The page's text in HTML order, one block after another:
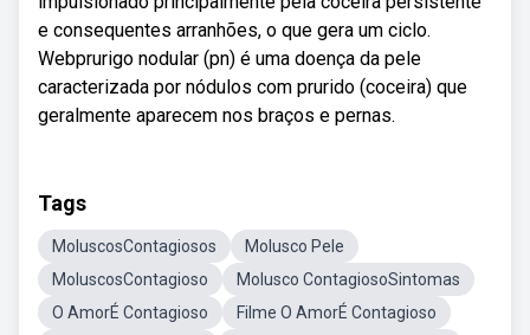
e consequentes arranhões, o que gera um ciclo.
Webprurigo nodular (pn) é uma doença da pele
caracterizada por nódulos com prurido (coceira) que
geralmente aparecem nos braços e pernas.
Tags
MoluscosContagiosos
Molusco Pele
MoluscosContagioso
Molusco ContagiosoSintomas
O AmorÉ Contagioso
Filme O AmorÉ Contagioso